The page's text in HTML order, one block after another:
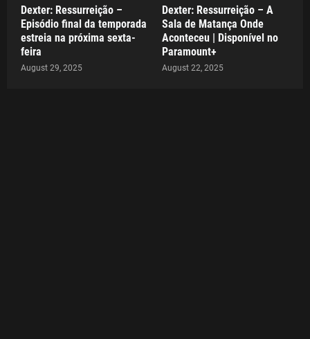
Dexter: Ressurreição –
Episódio final da temporada
estreia na próxima sexta-
feira
August 29, 2025
Dexter: Ressurreição – A
Sala de Matança Onde
Aconteceu | Disponível no
Paramount+
August 22, 2025